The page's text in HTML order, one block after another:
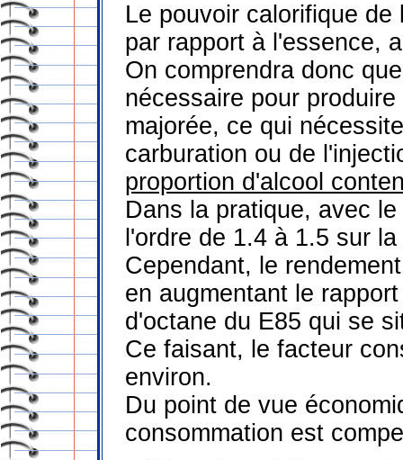
Le pouvoir calorifique
par rapport à l'essence,
On comprendra donc
nécessaire pour
majorée, ce qui
carburation ou de
proportion d'alcool
Dans la pratique, avec
l'ordre de 1.4 à 1.5 sur
Cependant, le
en augmentant le
d'octane du E85 qui se
Ce faisant, le facteur
environ.
Du point de vue
consommation est